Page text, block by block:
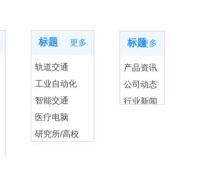
标题更多
产品资讯
公司动态
行业新闻
标题 更多
轨道交通
工业自动化
智能交通
医疗电脑
研究所/高校